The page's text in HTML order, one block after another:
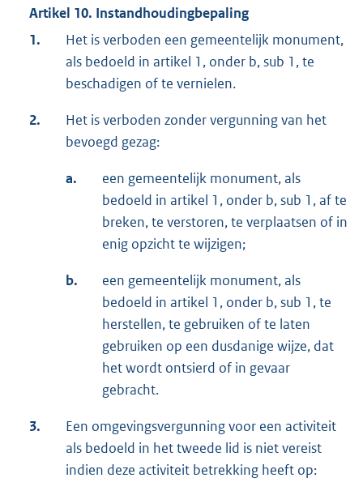
Artikel 10. Instandhoudingbepaling
1.
Het is verboden een gemeentelijk monument,
als bedoeld in artikel 1, onder b, sub 1, te
beschadigen of te vernielen.
2.
Het is verboden zonder vergunning van het
bevoegd gezag:
a.
een gemeentelijk monument, als
bedoeld in artikel 1, onder b, sub 1, af te
breken, te verstoren, te verplaatsen of in
enig opzicht te wijzigen;
b.
een gemeentelijk monument, als
bedoeld in artikel 1, onder b, sub 1, te
herstellen, te gebruiken of te laten
gebruiken op een dusdanige wijze, dat
het wordt ontsierd of in gevaar
gebracht.
3.
Een omgevingsvergunning voor een activiteit
als bedoeld in het tweede lid is niet vereist
indien deze activiteit betrekking heeft op: